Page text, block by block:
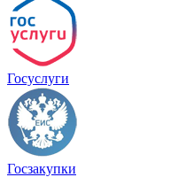
Госуслуги
Госзакупки